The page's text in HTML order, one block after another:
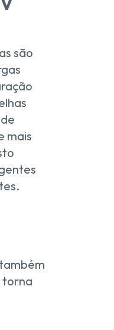
são
mais
torna